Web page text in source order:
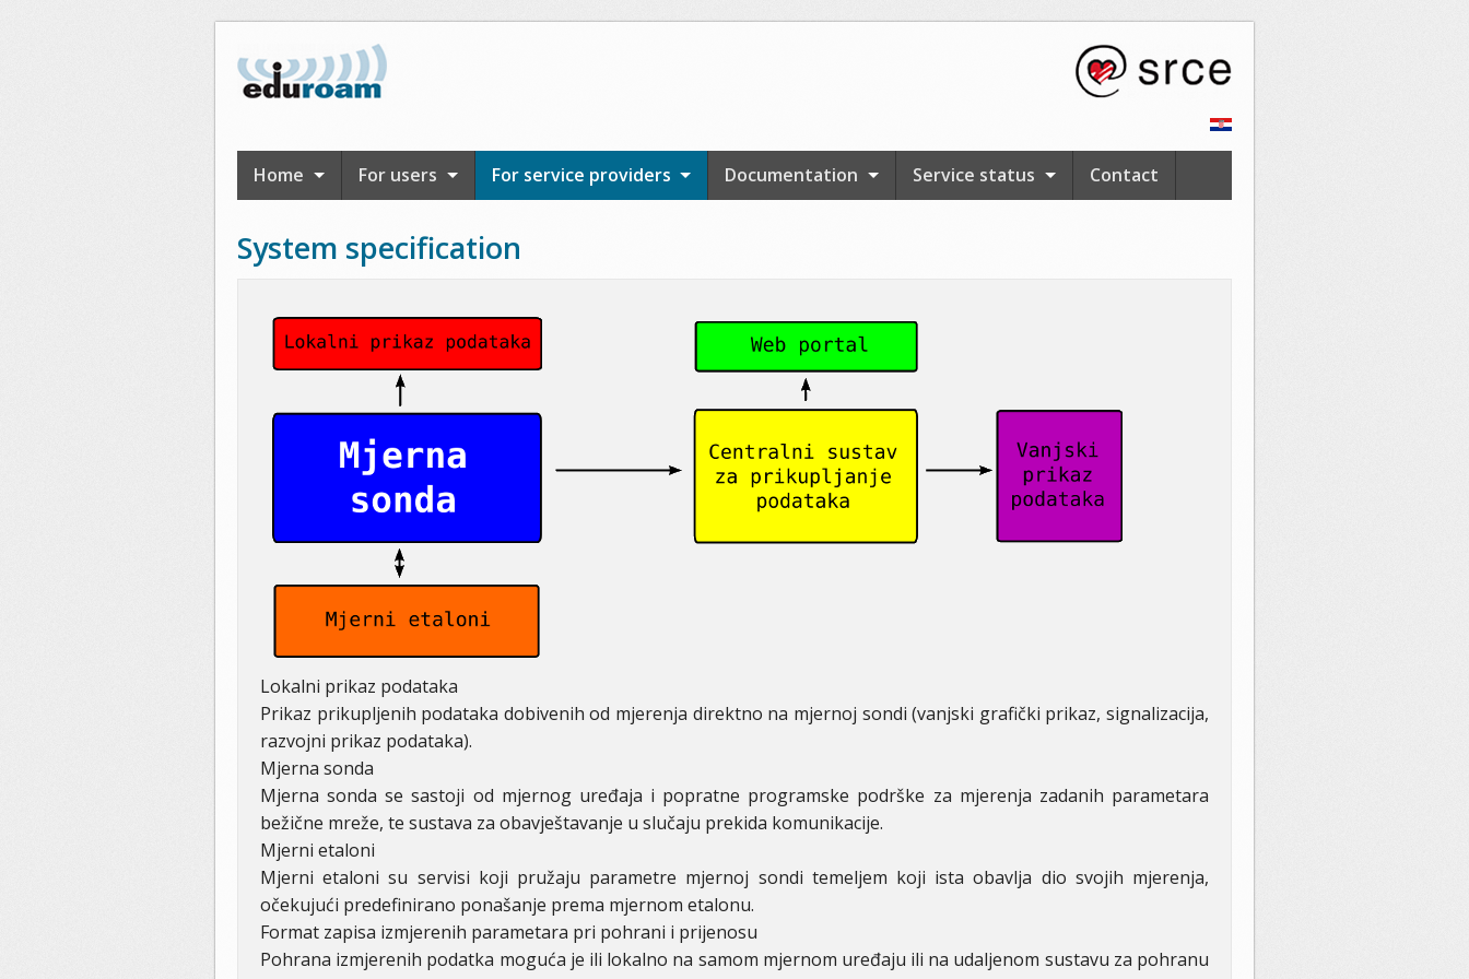
Home For users For service providers Documentation Service status Contact
System specification
Lokalni prikaz podataka
Prikaz prikupljenih podataka dobivenih od mjerenja direktno na mjernoj sondi (vanjski grafički prikaz, signalizacija,
razvojni prikaz podataka).
Mjerna sonda
Mjerna sonda se sastoji od mjernog uređaja i popratne programske podrške za mjerenja zadanih parametara
bežične mreže, te sustava za obavještavanje u slučaju prekida komunikacije.
Mjerni etaloni
Mjerni etaloni su servisi koji pružaju parametre mjernoj sondi temeljem koji ista obavlja dio svojih mjerenja,
očekujući predefinirano ponašanje prema mjernom etalonu.
Format zapisa izmjerenih parametara pri pohrani i prijenosu
Pohrana izmjerenih podatka moguća je ili lokalno na samom mjernom uređaju ili na udaljenom sustavu za pohranu